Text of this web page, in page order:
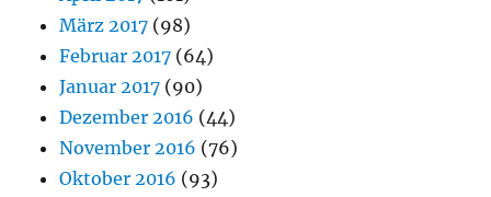
März 2017 (98)
Februar 2017 (64)
Januar 2017 (90)
Dezember 2016 (44)
November 2016 (76)
Oktober 2016 (93)